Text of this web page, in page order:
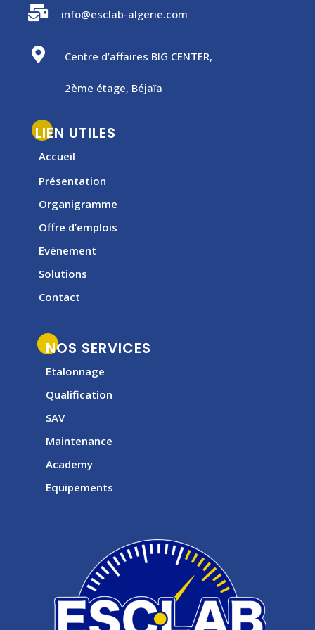
 info@esclab-algerie.com
 Centre d’affaires BIG CENTER,
2ème étage, Béjaïa
LIEN UTILES
Accueil
Présentation
Organigramme
Offre d’emplois
Evénement
Solutions
Contact
NOS SERVICES
Etalonnage
Qualification
SAV
Maintenance
Academy
Equipements